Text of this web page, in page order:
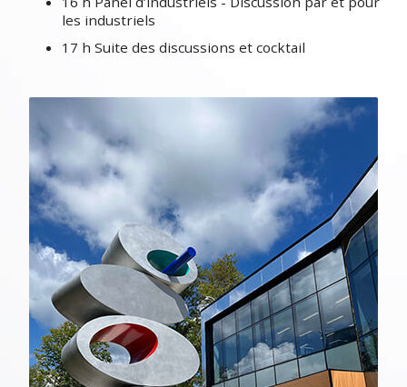
les industriels
17 h Suite des discussions et cocktail